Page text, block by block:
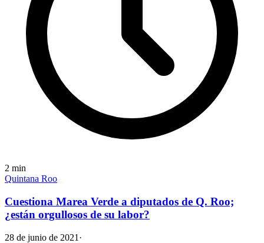
2 min
Quintana Roo
Cuestiona Marea Verde a diputados de Q. Roo;
¿están orgullosos de su labor?
28 de junio de 2021 ·